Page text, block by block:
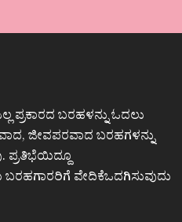
ಪ್ರಕಾರದ ಬರಹಳನ್ನು ಓದಲು
ಜೀವಪರವಾದ ಬರಹಗಳನ್ನು
ಪ್ರತಿಭೆಯಿದ್ದೂ
ವೇದಿಕೆಒದಗಿಸುವುದು